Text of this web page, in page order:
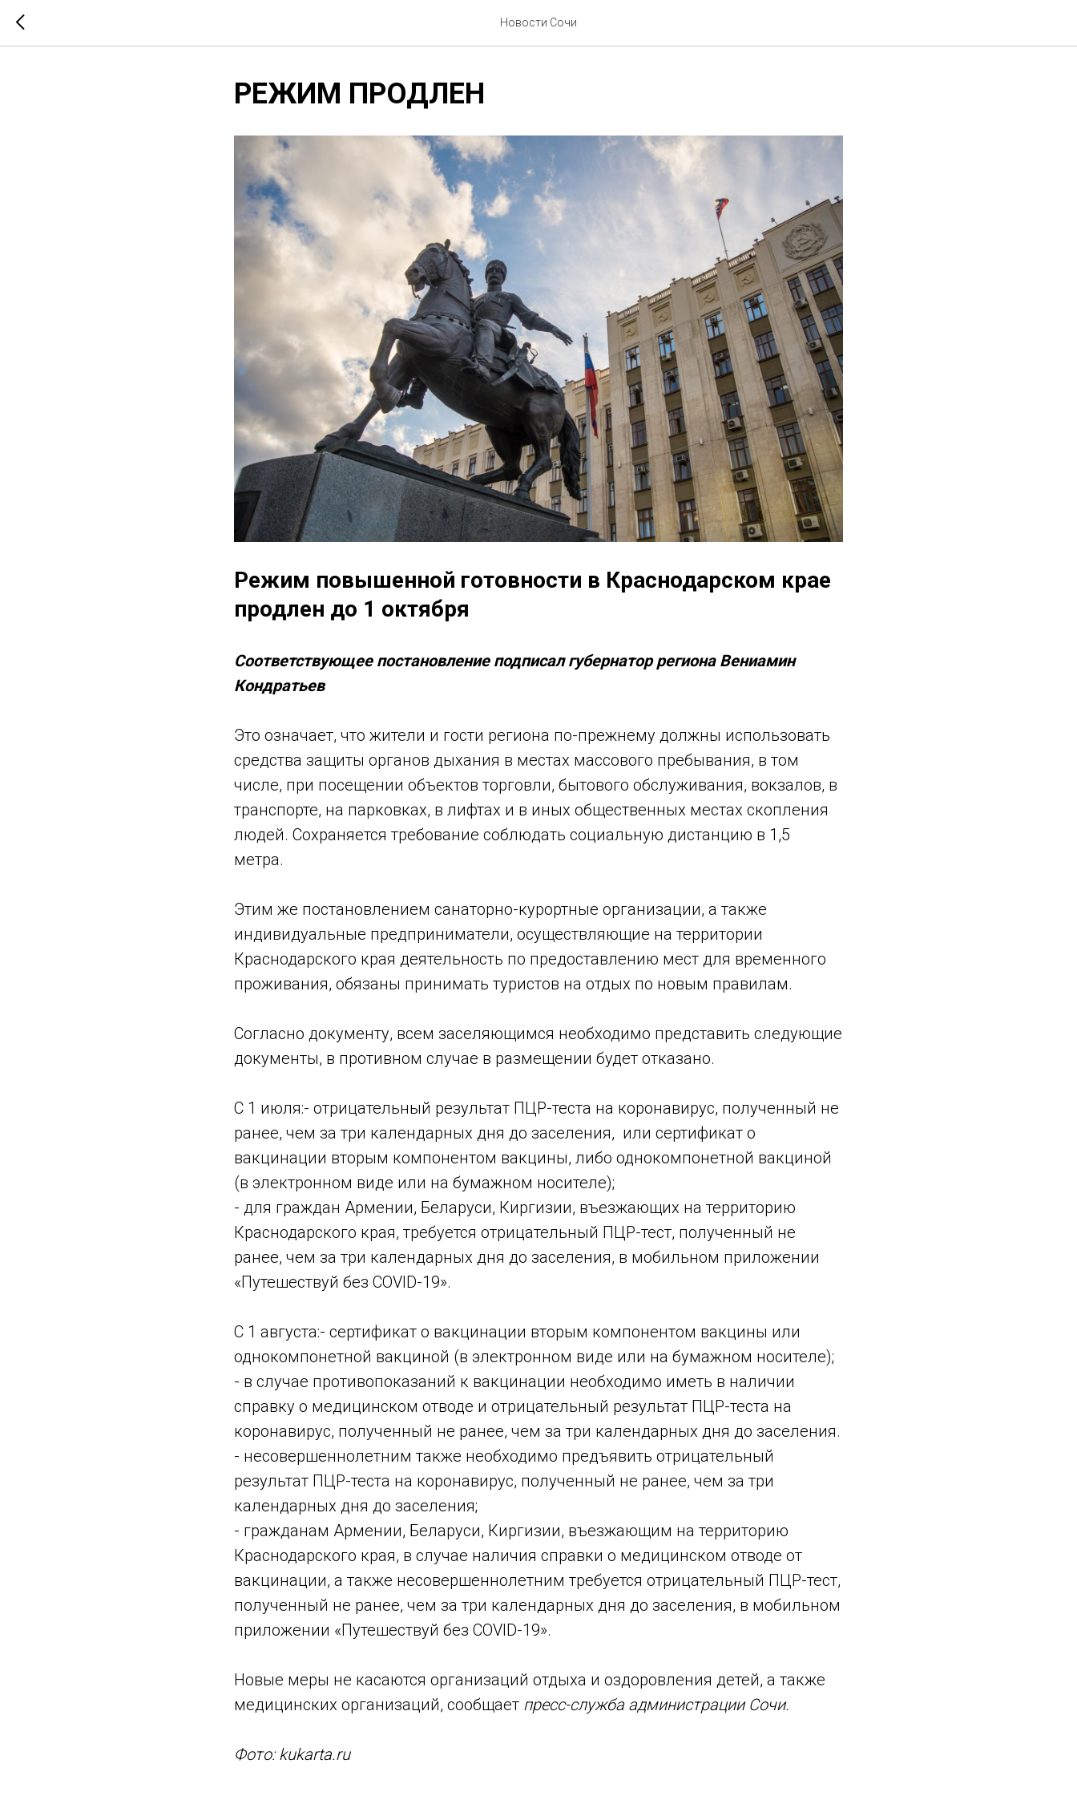
Новости Сочи
РЕЖИМ ПРОДЛЕН
Режим повышенной готовности в Краснодарском крае
продлен до 1 октября
Соответствующее постановление подписал губернатор региона Вениамин
Кондратьев
Это означает, что жители и гости региона по-прежнему должны использовать
средства защиты органов дыхания в местах массового пребывания, в том
числе, при посещении объектов торговли, бытового обслуживания, вокзалов, в
транспорте, на парковках, в лифтах и в иных общественных местах скопления
людей. Сохраняется требование соблюдать социальную дистанцию в 1,5
метра.
Этим же постановлением санаторно-курортные организации, а также
индивидуальные предприниматели, осуществляющие на территории
Краснодарского края деятельность по предоставлению мест для временного
проживания, обязаны принимать туристов на отдых по новым правилам.
Согласно документу, всем заселяющимся необходимо представить следующие
документы, в противном случае в размещении будет отказано.
С 1 июля:- отрицательный результат ПЦР-теста на коронавирус, полученный не
ранее, чем за три календарных дня до заселения, или сертификат о
вакцинации вторым компонентом вакцины, либо однокомпонетной вакциной
(в электронном виде или на бумажном носителе);
- для граждан Армении, Беларуси, Киргизии, въезжающих на территорию
Краснодарского края, требуется отрицательный ПЦР-тест, полученный не
ранее, чем за три календарных дня до заселения, в мобильном приложении
«Путешествуй без COVID-19».
С 1 августа:- сертификат о вакцинации вторым компонентом вакцины или
однокомпонетной вакциной (в электронном виде или на бумажном носителе);
- в случае противопоказаний к вакцинации необходимо иметь в наличии
справку о медицинском отводе и отрицательный результат ПЦР-теста на
коронавирус, полученный не ранее, чем за три календарных дня до заселения.
- несовершеннолетним также необходимо предъявить отрицательный
результат ПЦР-теста на коронавирус, полученный не ранее, чем за три
календарных дня до заселения;
- гражданам Армении, Беларуси, Киргизии, въезжающим на территорию
Краснодарского края, в случае наличия справки о медицинском отводе от
вакцинации, а также несовершеннолетним требуется отрицательный ПЦР-тест,
полученный не ранее, чем за три календарных дня до заселения, в мобильном
приложении «Путешествуй без COVID-19».
Новые меры не касаются организаций отдыха и оздоровления детей, а также
медицинских организаций, сообщает пресс-служба администрации Сочи.
Фото: kukarta.ru